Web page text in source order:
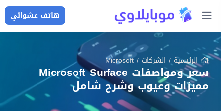
هاتف عشوائي
الرئيسية/ الشركات /
Microsoft
سعر ومواصفات Microsoft Surface
مميزات وعيوب وشرح شامل